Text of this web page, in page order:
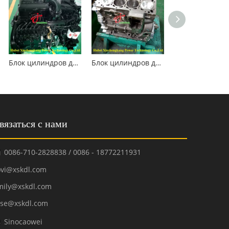
Блок цилиндров двигателя Cummins 6L8.9 Блок цилиндров двигателя Cummins QSB4.5
с нами
0086-710-2828838 / 0086 - 18772211931
Sinocaowei